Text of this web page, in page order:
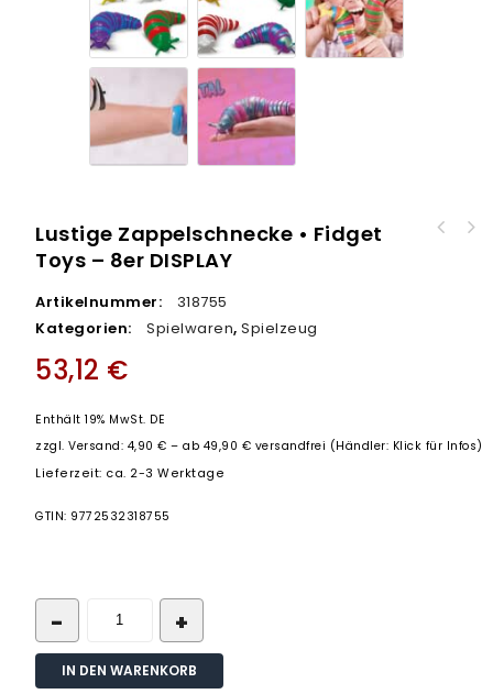
Lustige Zappelschnecke • Fidget
Toys – 8er DISPLAY
Artikelnummer:
318755
Kategorien:
Spielwaren,Spielzeug
53,12 €
Enthält 19% MwSt. DE
zzgl.Versand: 4,90 € – ab 49,90 € versandfrei (Händler: Klick für Infos)
Lieferzeit: ca. 2-3 Werktage
GTIN: 9772532318755
IN DEN WARENKORB